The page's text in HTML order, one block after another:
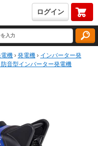
ログイン
機 › 発電機 › インバーター発
音型インバーター発電機